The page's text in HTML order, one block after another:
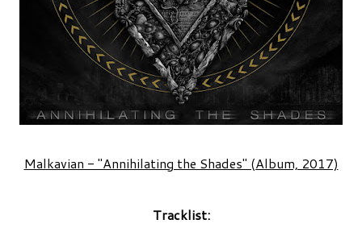
Malkavian - "Annihilating the Shades" (Album, 2017)
Tracklist: